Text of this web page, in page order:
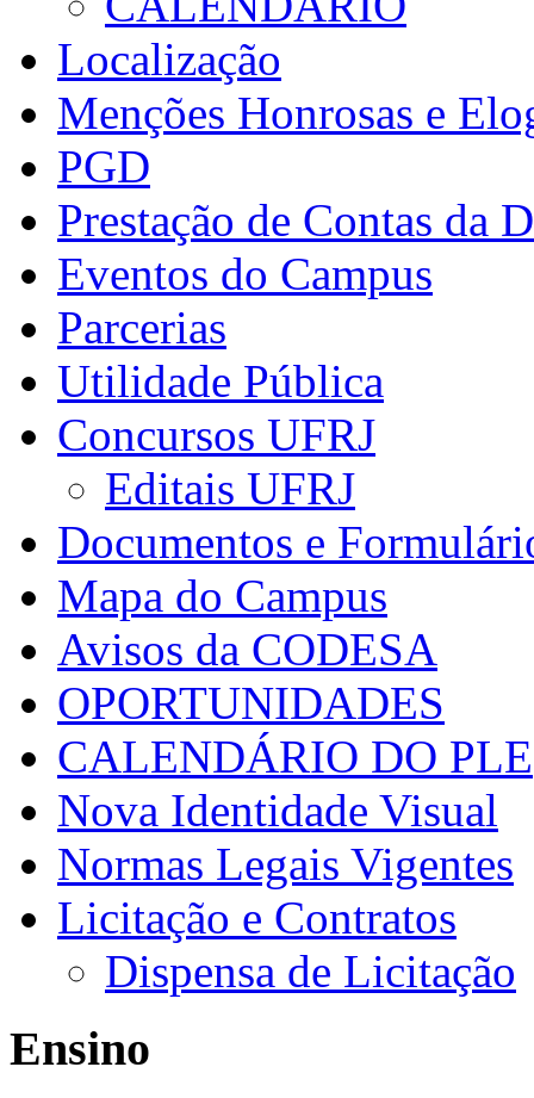
Localização
Menções Honrosas e
PGD
Prestação de Contas da
Eventos do Campus
Parcerias
Utilidade Pública
Concursos UFRJ
Editais UFRJ
Documentos e
Mapa do Campus
Avisos da CODESA
OPORTUNIDADES
CALENDÁRIO DO PLE
Nova Identidade Visual
Normas Legais Vigentes
Licitação e Contratos
Dispensa de Licitação
Ensino